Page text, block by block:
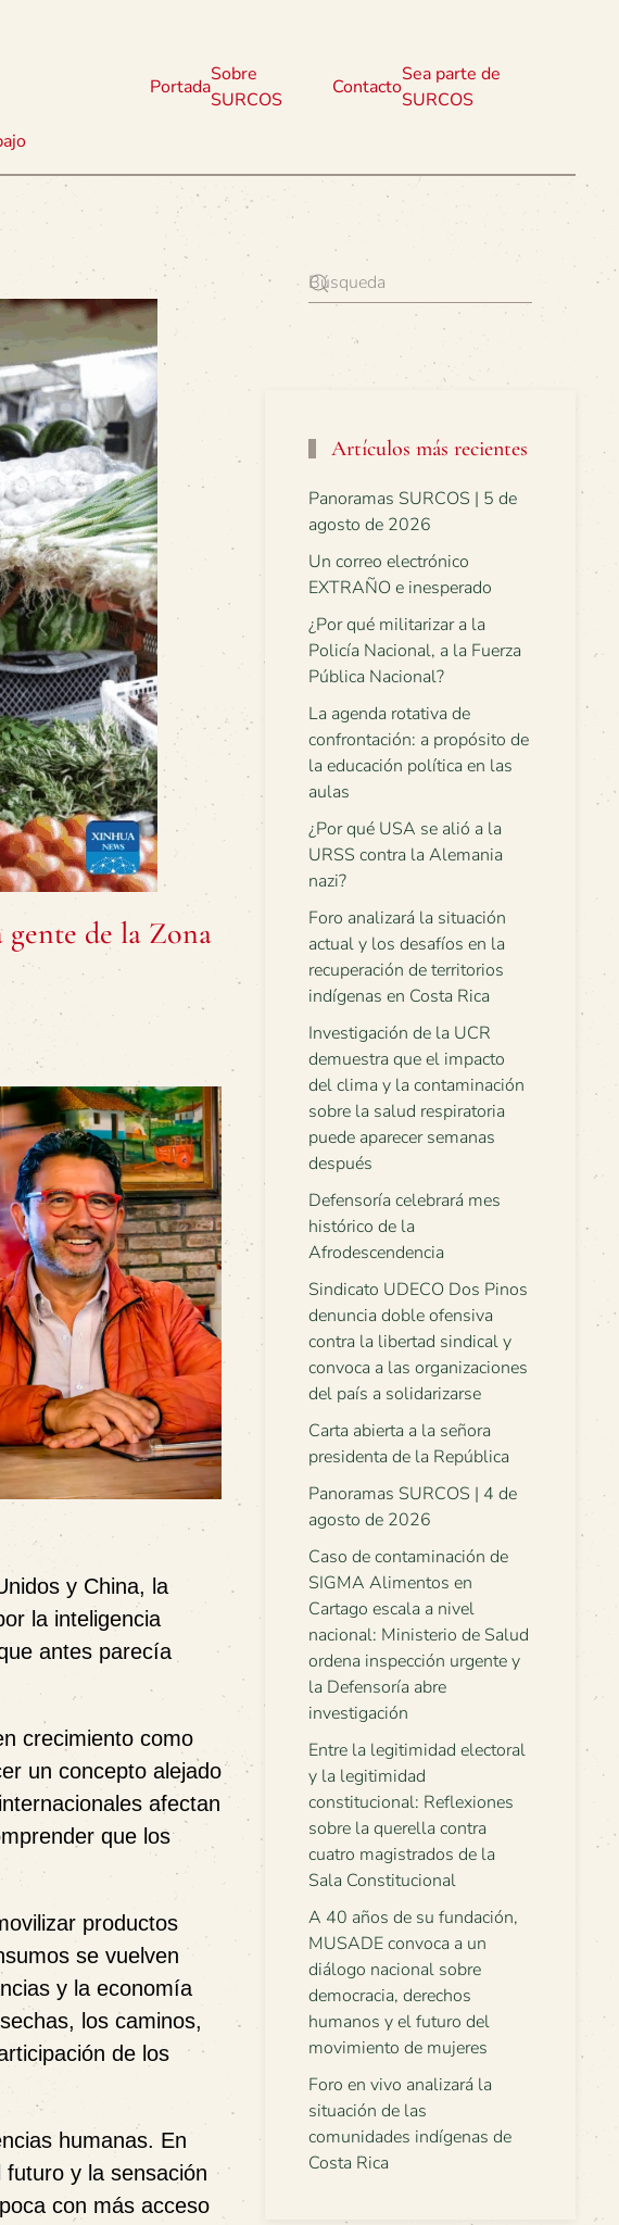
Portada
Sobre
SURCOS
Contacto
Sea parte de
SURCOS
de la Zona
y China, la
la inteligencia
antes parecía
crecimiento como
un concepto alejado
afectan
que los
productos
se vuelven
y la economía
los caminos,
de los
humanas. En
y la sensación
con más acceso
Artículos más recientes
Panoramas SURCOS | 5 de
agosto de 2026
Un correo electrónico
EXTRAÑO e inesperado
¿Por qué militarizar a la
Policía Nacional, a la Fuerza
Pública Nacional?
La agenda rotativa de
confrontación: a propósito de
la educación política en las
aulas
¿Por qué USA se alió a la
URSS contra la Alemania
nazi?
Foro analizará la situación
actual y los desafíos en la
recuperación de territorios
indígenas en Costa Rica
Investigación de la UCR
demuestra que el impacto
del clima y la contaminación
sobre la salud respiratoria
puede aparecer semanas
después
Defensoría celebrará mes
histórico de la
Afrodescendencia
Sindicato UDECO Dos Pinos
denuncia doble ofensiva
contra la libertad sindical y
convoca a las organizaciones
del país a solidarizarse
Carta abierta a la señora
presidenta de la República
Panoramas SURCOS | 4 de
agosto de 2026
Caso de contaminación de
SIGMA Alimentos en
Cartago escala a nivel
nacional: Ministerio de Salud
ordena inspección urgente y
la Defensoría abre
investigación
Entre la legitimidad electoral
y la legitimidad
constitucional: Reflexiones
sobre la querella contra
cuatro magistrados de la
Sala Constitucional
A 40 años de su fundación,
MUSADE convoca a un
diálogo nacional sobre
democracia, derechos
humanos y el futuro del
movimiento de mujeres
Foro en vivo analizará la
situación de las
comunidades indígenas de
Costa Rica